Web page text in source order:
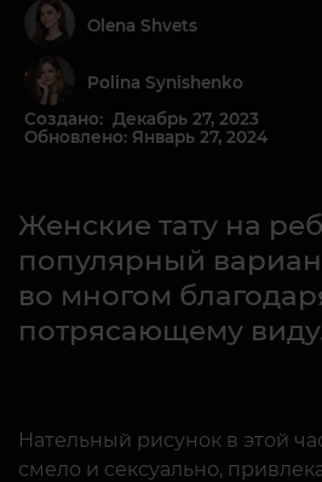
Olena Shvets
Polina Synishenko
Создано: Декабрь 27, 2023
Обновлено: Январь 27, 2024
Женские тату на
популярный
во многом
потрясающему
Нательный рисунок в этой
смело и сексуально,